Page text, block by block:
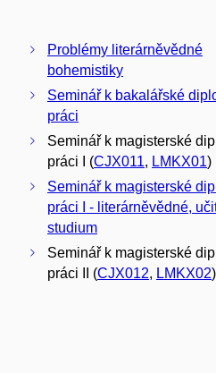
Problémy literárněvědné
bohemistiky
Seminář k bakalářské
práci
Seminář k magisterské
práci I (CJX011, LMKX01)
Seminář k magisterské
práci I - literárněvědné,
studium
Seminář k magisterské
práci II (CJX012, LMKX02)